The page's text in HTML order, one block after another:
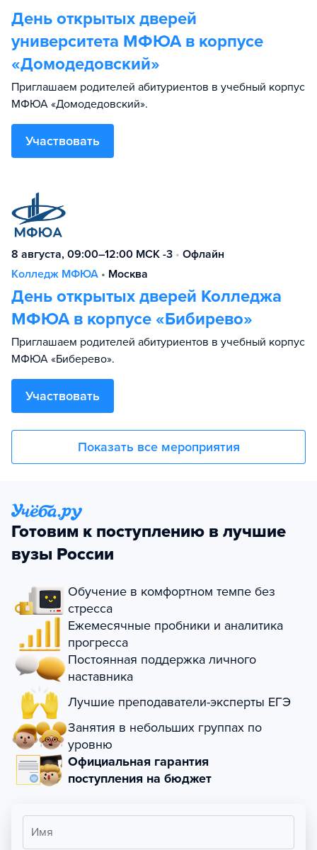
День открытых дверей
университета МФЮА в корпусе
«Домодедовский»
Приглашаем родителей абитуриентов в учебный корпус
МФЮА «Домодедовский».
Участвовать
8 августа, 09:00–12:00 МСК -3 • Офлайн
Колледж МФЮА • Москва
День открытых дверей Колледжа
МФЮА в корпусе «Бибирево»
Приглашаем родителей абитуриентов в учебный корпус
МФЮА «Биберево».
Участвовать
Показать все мероприятия
Готовим к поступлению в лучшие
вузы России
Обучение в комфортном темпе без
стресса
Ежемесячные пробники и аналитика
прогресса
Постоянная поддержка личного
наставника
Лучшие преподаватели-эксперты ЕГЭ
Занятия в небольших группах по
уровню
Официальная гарантия
поступления на бюджет
Имя